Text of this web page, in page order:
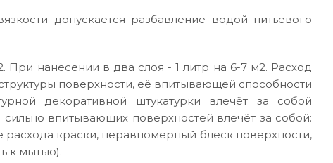
допускается разбавление водой питьевого
При нанесении в два слоя - 1 литр на 6-7 м2. Расход
поверхности, её впитывающей способности
декоративной штукатурки влечёт за собой
впитывающих поверхностей влечёт за собой:
краски, неравномерный блеск поверхности,
к мытью).